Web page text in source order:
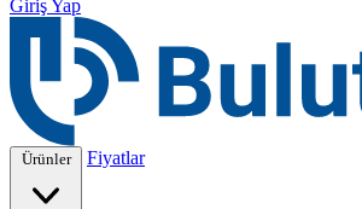
Giriş Yap
Ürünler Fiyatlar